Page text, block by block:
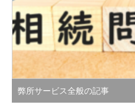
弊所サービス全般の記事